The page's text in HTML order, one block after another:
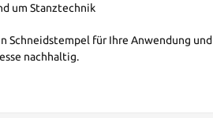
um Stanztechnik
Schneidstempel für Ihre Anwendung und
nachhaltig.